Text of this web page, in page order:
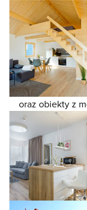
To jeszcze nie
W lokalizacji
noclegów z
się - czekają na
oraz obiekty z